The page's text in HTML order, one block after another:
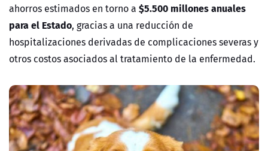
ahorros estimados en torno a $5.500 millones anuales
para el Estado, gracias a una reducción de
hospitalizaciones derivadas de complicaciones severas y
otros costos asociados al tratamiento de la enfermedad.